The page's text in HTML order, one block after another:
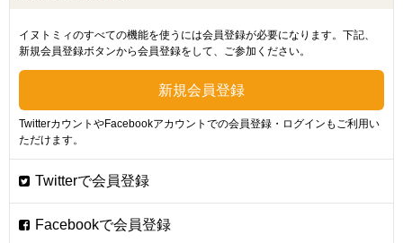
イヌトミィのすべての機能を使うには会員登録が必要になります。下記、
新規会員登録ボタンから会員登録をして、ご参加ください。
TwitterカウントやFacebookアカウントでの会員登録・ログインもご利用い
ただけます。